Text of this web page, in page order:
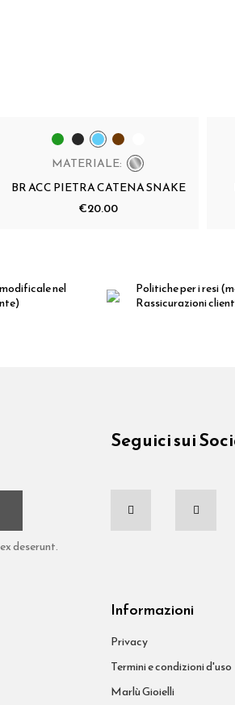
MATERIALE:
BR ACC PIETRA CATENA SNAKE
€20.00
nel
Politiche per i resi
Rassicurazioni
deserunt.
Seguici sui
Informazioni
Privacy
Termini e condizioni d'uso
Marlù Gioielli